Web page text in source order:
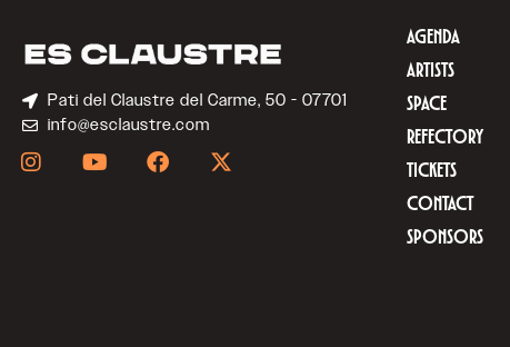
Pati del Claustre del Carme, 50 - 07701
info@esclaustre.com
AGENDA
ARTISTS
SPACE
REFECTORY
TICKETS
CONTACT
SPONSORS